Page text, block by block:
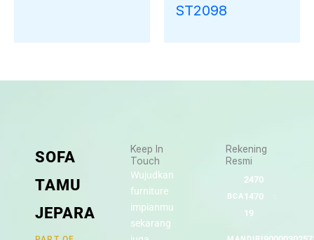
ST2098
SOFA
TAMU
JEPARA
Keep In
Touch
Wujudkan
furniture
impianmu
sekarang
Rekening
Resmi
BCA
2470
1470
19